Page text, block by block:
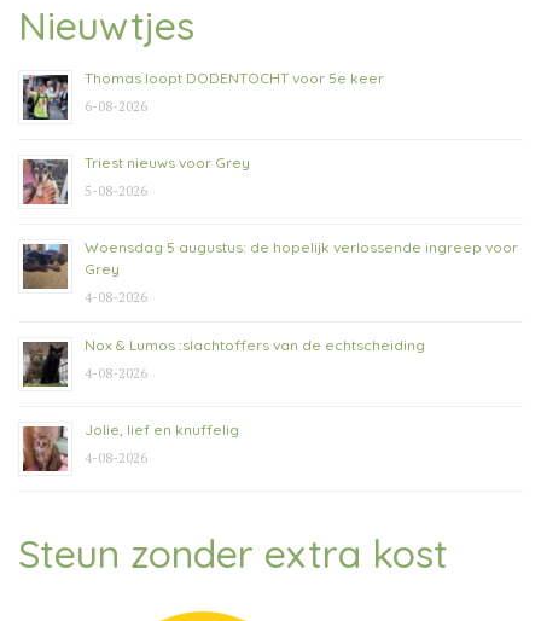
Nieuwtjes
Thomas loopt DODENTOCHT voor 5e keer
6-08-2026
Triest nieuws voor Grey
5-08-2026
Woensdag 5 augustus: de hopelijk verlossende ingreep voor
Grey
4-08-2026
Nox & Lumos :slachtoffers van de echtscheiding
4-08-2026
Jolie, lief en knuffelig
4-08-2026
Steun zonder extra kost